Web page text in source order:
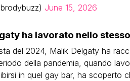
June 15, 2026
ha lavorato nello
del 2024, Malik Delgaty ha
della pandemia, quando
in quel gay bar, ha scoperto